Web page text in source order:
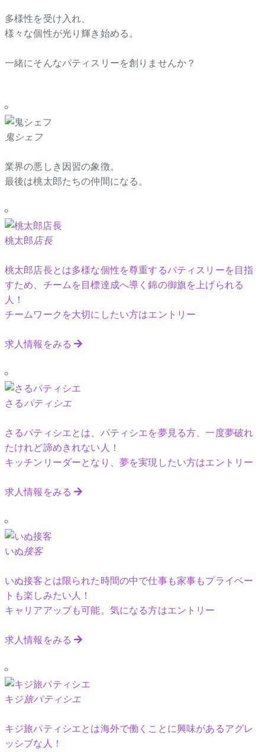
多様性を受け入れ、
様々な個性が光り輝き始める。
一緒にそんなパティスリーを創りませんか？
鬼シェフ
業界の悪しき因習の象徴。
最後は桃太郎たちの仲間になる。
桃太郎店長
桃太郎店長とは多様な個性を尊重するパティスリーを目指
すため、チームを目標達成へ導く錦の御旗を上げられる
人！
チームワークを大切にしたい方はエントリー
求人情報をみる
さるパティシエ
さるパティシエとは、パティシエを夢見る方、一度夢破れ
たけれど諦めきれない人！
キッチンリーダーとなり、夢を実現したい方はエントリー
求人情報をみる
いぬ接客
いぬ接客とは限られた時間の中で仕事も家事もプライベー
トも楽しみたい人！
キャリアアップも可能。気になる方はエントリー
求人情報をみる
キジ旅パティシエ
キジ旅パティシエとは海外で働くことに興味があるアグレ
ッシブな人！